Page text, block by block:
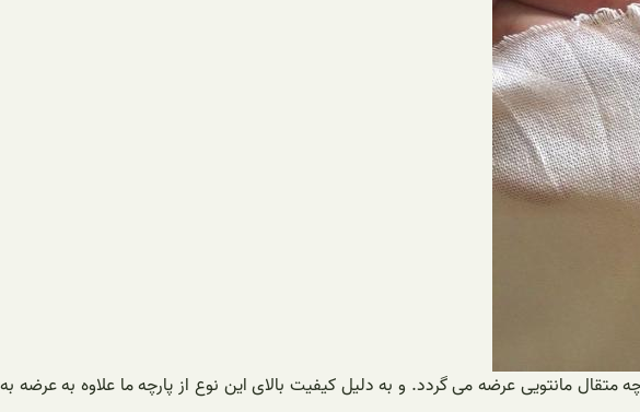
متقال مانتویی عرضه می گردد. و به دلیل کیفیت بالای این نوع از پارچه ما علاوه به عرضه به